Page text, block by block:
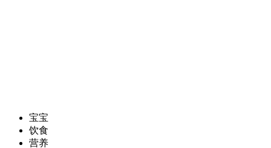
宝宝
饮食
营养